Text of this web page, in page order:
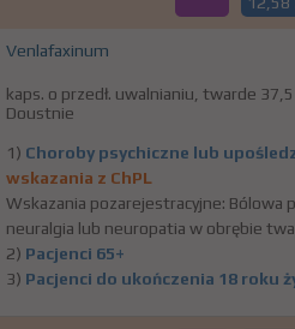
Venlafaxinum
kaps. o przedł. uwalnianiu, twarde
Doustnie
1) Choroby psychiczne lub
wskazania z ChPL
Wskazania pozarejestracyjne: Bólowa
neuralgia lub neuropatia w obrębie
2) Pacjenci 65+
3) Pacjenci do ukończenia 18 roku